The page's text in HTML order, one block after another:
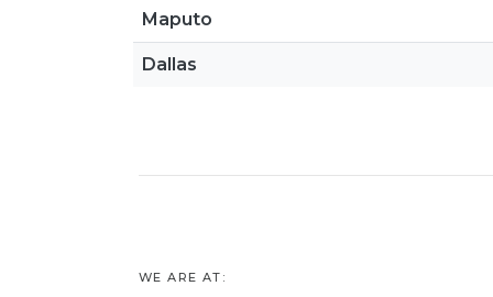
Maputo
Dallas
WE ARE AT: